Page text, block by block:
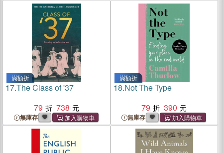
滿額折
17.The Class of '37
79
738
無庫存
滿額折
18.Not The Type
79
390
無庫存